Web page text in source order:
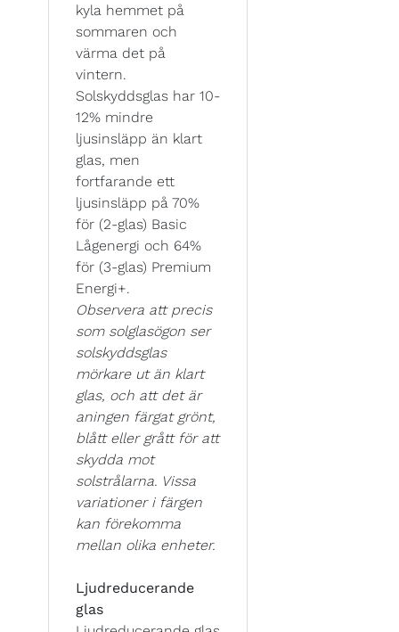
kyla hemmet på
sommaren och
värma det på
vintern.
Solskyddsglas har 10-
12% mindre
ljusinsläpp än klart
glas, men
fortfarande ett
ljusinsläpp på 70%
för (2-glas) Basic
Lågenergi och 64%
för (3-glas) Premium
Energi+.
Observera att precis
som solglasögon ser
solskyddsglas
mörkare ut än klart
glas, och att det är
aningen färgat grönt,
blått eller grått för att
skydda mot
solstrålarna. Vissa
variationer i färgen
kan förekomma
mellan olika enheter.
Ljudreducerande
glas